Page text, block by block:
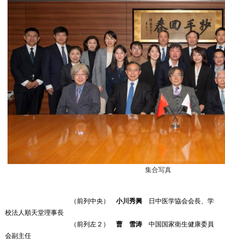
集合写真
（前列中央） 小川秀興 日中医学協会会長、学
校法人順天堂理事長
（前列左２） 曹 雪涛 中国国家衛生健康委員
会副主任